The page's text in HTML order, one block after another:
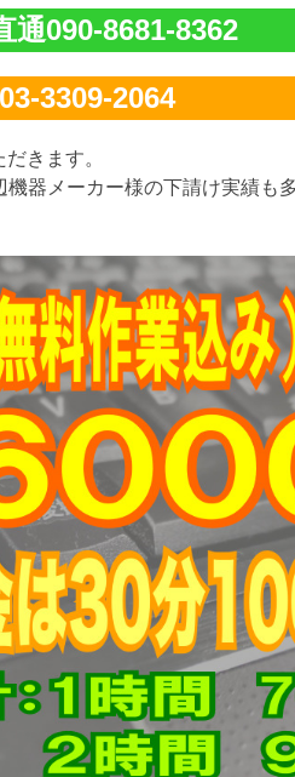
通090-8681-8362
3309-2064
きます。
器メーカー様の下請け実績も